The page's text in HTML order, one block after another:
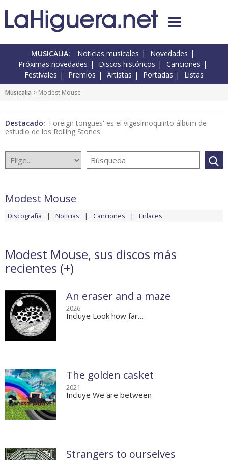
MUSICALIA: Noticias musicales
Novedades
Próximas novedades
Discos históricos
Canciones
Festivales
Premios Artistas Portadas Listas
Musicalia > Modest Mouse
Destacado: 'Foreign tongues' es el vigesimoquinto álbum de
estudio de los Rolling Stones
Modest Mouse
Discografía Noticias Canciones Enlaces
Modest Mouse, sus discos más
recientes (+)
An eraser and a maze
2026
Incluye Look how far…
The golden casket
2021
Incluye We are between
Strangers to ourselves